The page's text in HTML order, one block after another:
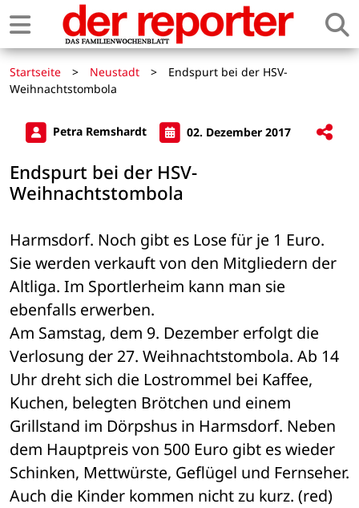
Startseite > Neustadt >
Endspurt bei der HSV-
Weihnachtstombola
Petra Remshardt 02. Dezember 2017
Endspurt bei der HSV-
Weihnachtstombola
Harmsdorf. Noch gibt es Lose für je 1 Euro.
Sie werden verkauft von den Mitgliedern der
Altliga. Im Sportlerheim kann man sie
ebenfalls erwerben.
Am Samstag, dem 9. Dezember erfolgt die
Verlosung der 27. Weihnachtstombola. Ab 14
Uhr dreht sich die Lostrommel bei Kaffee,
Kuchen, belegten Brötchen und einem
Grillstand im Dörpshus in Harmsdorf. Neben
dem Hauptpreis von 500 Euro gibt es wieder
Schinken, Mettwürste, Geflügel und Fernseher.
Auch die Kinder kommen nicht zu kurz. (red)